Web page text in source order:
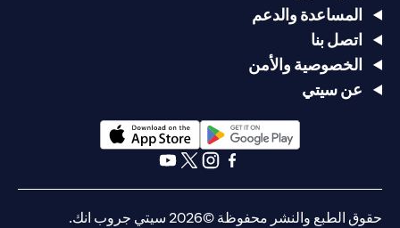
المساعدة والدعم
اتصل بنا
الخصوصية والأمن
عن سيتي
(opens in a new tab)
حقوق الطبع والنشر محفوظة ©2026 سيتي جروب انك.